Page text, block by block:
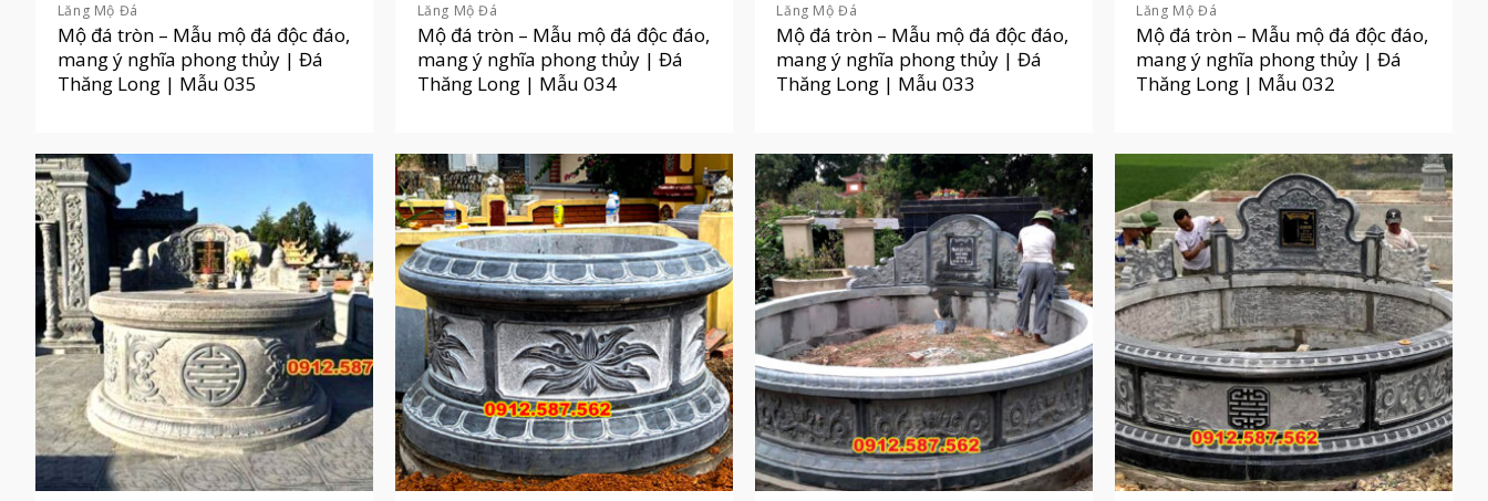
Lăng Mộ Đá
Mộ đá tròn – Mẫu mộ đá độc đáo,
mang ý nghĩa phong thủy | Đá
Thăng Long | Mẫu 035
Lăng Mộ Đá
Mộ đá tròn – Mẫu mộ đá độc đáo,
mang ý nghĩa phong thủy | Đá
Thăng Long | Mẫu 034
Lăng Mộ Đá
Mộ đá tròn – Mẫu mộ đá độc đáo,
mang ý nghĩa phong thủy | Đá
Thăng Long | Mẫu 033
Lăng Mộ Đá
Mộ đá tròn – Mẫu mộ đá độc đáo,
mang ý nghĩa phong thủy | Đá
Thăng Long | Mẫu 032